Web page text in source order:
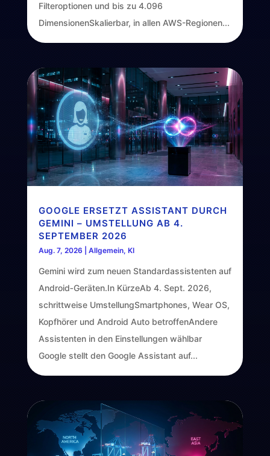
Filteroptionen und bis zu 4.096
DimensionenSkalierbar, in allen AWS-Regionen...
GOOGLE ERSETZT ASSISTANT DURCH
GEMINI – UMSTELLUNG AB 4.
SEPTEMBER 2026
Aug. 7, 2026 Allgemein, KI
Gemini wird zum neuen Standardassistenten auf
Android‑Geräten.In KürzeAb 4. Sept. 2026,
schrittweise UmstellungSmartphones, Wear OS,
Kopfhörer und Android Auto betroffenAndere
Assistenten in den Einstellungen wählbar
Google stellt den Google Assistant auf...